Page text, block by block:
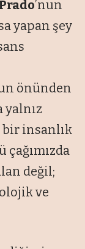
Prado’nun
yapan şey
önünden
yalnız
bir insanlık
değil;
ve